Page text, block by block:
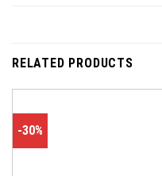
RELATED PRODUCTS
-30%